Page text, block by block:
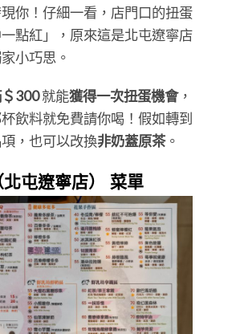
你！仔細一看，店門口的扭蛋
點紅」，原來這是北屯遼寧店
小巧思。
300就能獲得一次扭蛋機會，
飲料就免費請你喝！假如轉到
，也可以改換非奶蓋原茶。
屯遼寧店） 菜單